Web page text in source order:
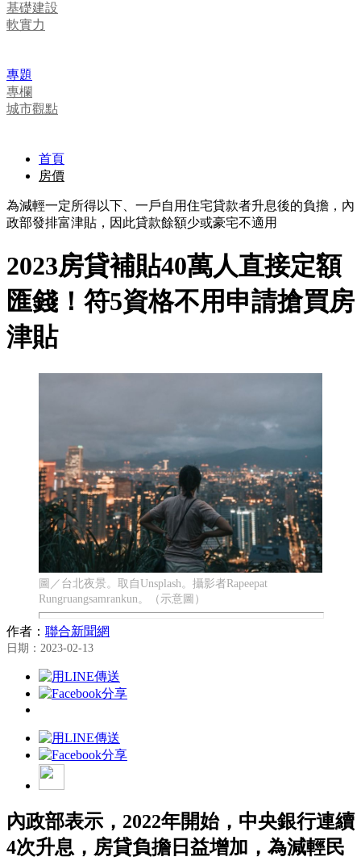
基礎建設
軟實力
專題
專欄
城市觀點
首頁
房價
為減輕一定所得以下、一戶自用住宅貸款者升息後的負擔，內
政部發排富津貼，因此貸款餘額少或豪宅不適用
2023房貸補貼40萬人直接定額
匯錢！符5資格不用申請搶買房
津貼
圖／台北夜景。取自Unsplash。攝影者Rapeepat
Rungruangsamrankun。（示意圖）
作者： 聯合新聞網
日期：2023-02-13
內政部表示，2022年開始，中央銀行連續
4次升息，房貸負擔日益增加，為減輕民